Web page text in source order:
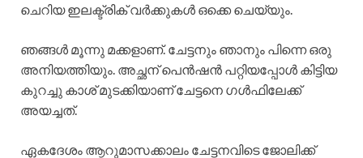
ചെറിയ ഇലക്ട്രിക് വർക്കുകൾ ഒക്കെ ചെയ്യും.
ഞങ്ങൾ മൂന്നു മക്കളാണ്. ചേട്ടനും ഞാനും പിന്നെ ഒരു
അനിയത്തിയും. അച്ഛന് പെൻഷൻ പറ്റിയപ്പോൾ കിട്ടിയ
കുറച്ചു കാശ് മുടക്കിയാണ് ചേട്ടനെ ഗൾഫിലേക്ക്
അയച്ചത്.
ഏകദേശം ആറുമാസക്കാലം ചേട്ടനവിടെ ജോലിക്ക്